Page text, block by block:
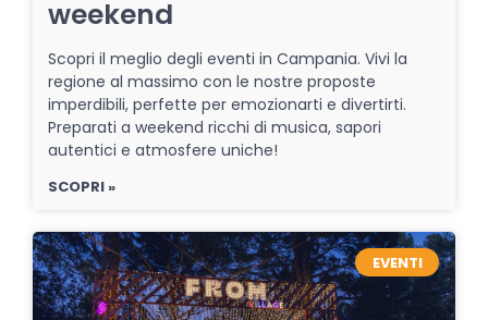
weekend
Scopri il meglio degli eventi in Campania. Vivi la
regione al massimo con le nostre proposte
imperdibili, perfette per emozionarti e divertirti.
Preparati a weekend ricchi di musica, sapori
autentici e atmosfere uniche!
SCOPRI »
EVENTI